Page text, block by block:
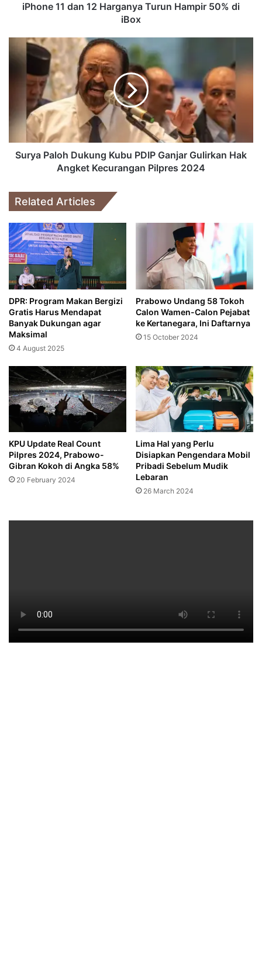
iBoxiPhone 11 dan 12 Harganya Turun Hampir 50% di
iBox
Surya
Paloh
Ganjar
Gulirkan
Angket
Kecurangan
Surya Paloh Dukung Kubu PDIP Ganjar Gulirkan Hak
Angket Kecurangan Pilpres 2024
Related Articles
DPR: Program Makan Bergizi
Gratis Harus Mendapat
Banyak Dukungan agar
Maksimal
4 August 2025
Prabowo Undang 58 Tokoh
Calon Wamen-Calon Pejabat
ke Kertanegara, Ini Daftarnya
15 October 2024
KPU Update Real Count
Pilpres 2024, Prabowo-
Gibran Kokoh di Angka 58%
20 February 2024
Lima Hal yang Perlu
Disiapkan Pengendara Mobil
Pribadi Sebelum Mudik
Lebaran
26 March 2024